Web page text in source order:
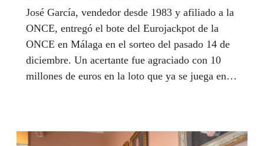
José García, vendedor desde 1983 y afiliado a la
ONCE, entregó el bote del Eurojackpot de la
ONCE en Málaga en el sorteo del pasado 14 de
diciembre. Un acertante fue agraciado con 10
millones de euros en la loto que ya se juega en
diciembre, y otro el 28. Un final de año